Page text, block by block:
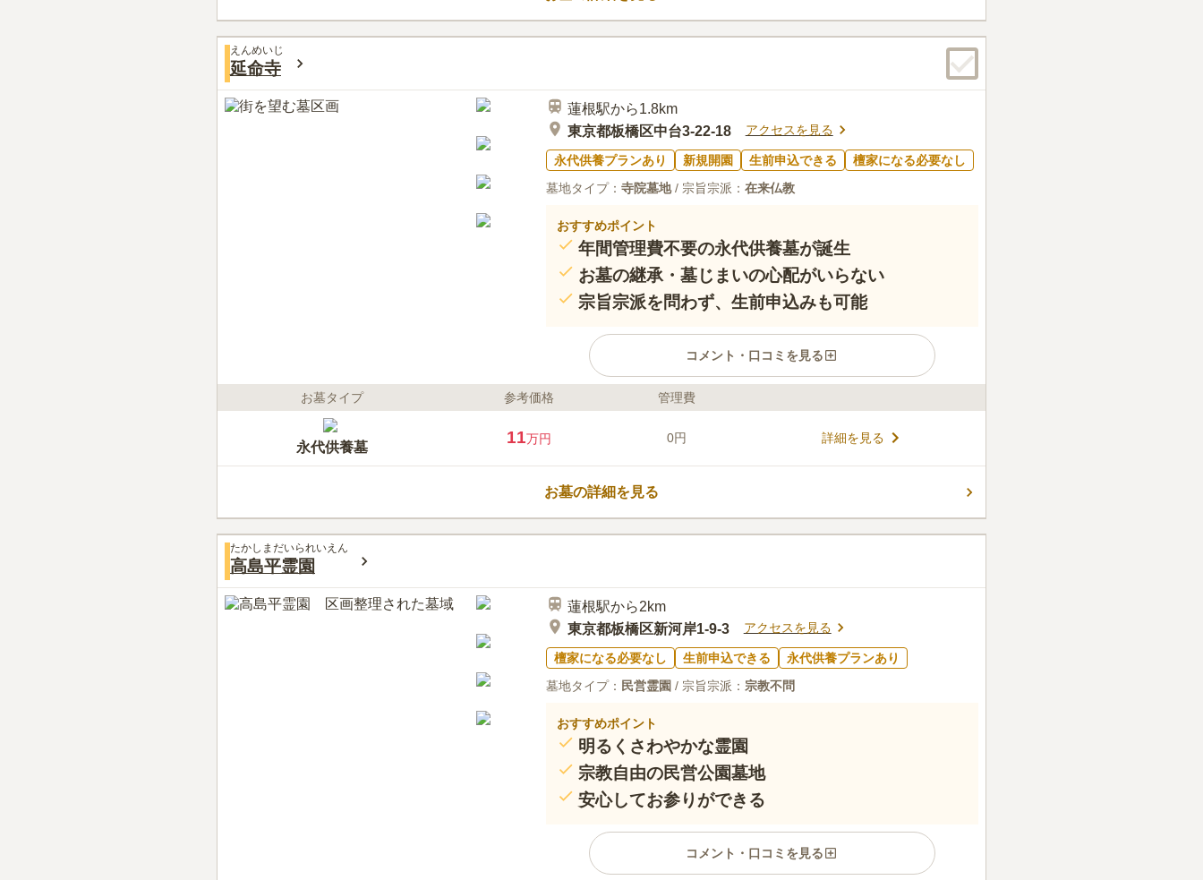
入後も祭祀自由・寄付金等は一切ないので、どなたでも安心し
てご利用いただけまます。
墓苑の前にセブンタウンというショッピングセンターがあり、
何でも揃うので便利です。食事するところも何件かあり電話予約もでき
ます。
口コミの続きを読む
えんめいじ
延命寺
蓮根駅から1.8km
東京都板橋区中台3-22-18
アクセスを見る
永代供養プランあり 新規開園 生前申込できる
檀家になる必要なし
墓地タイプ： 寺院墓地/ 宗旨宗派： 在来仏教
おすすめポイント
年間管理費不要の永代供養墓が誕生
お墓の継承・墓じまいの心配がいらない
宗旨宗派を問わず、生前申込みも可能
コメント・口コミを見る
ライフドット編集部のコメント
院で、御本尊は如意輪観世音菩薩。永正年間（1504〜20）に観
音堂として創建され、寛永年間（1624〜44）に初代住職・行信
法印が伽藍を整えて寺院として再興しました。境内には享保17
年（1732）建立の宝篋印塔も残るなど、長い歴史を今に伝えて
います。2025年10月、延命寺に年間管理費不要の永代供養墓が
が、ずっと坂道がキツくて周辺はパーキングがいっぱいで、余りに商店
がある感じでは無かったです。 駅まで行けばあると思いますが…
口コミの続きを読む
お墓タイプ 参考価格 管理費
永代供養墓
11万円 0円 詳細を見る
お墓の詳細を見る
たかしまだいられいえん
高島平霊園
蓮根駅から2km
東京都板橋区新河岸1-9-3
アクセスを見る
檀家になる必要なし 生前申込できる
永代供養プランあり
墓地タイプ： 民営霊園 / 宗旨宗派： 宗教不問
おすすめポイント
明るくさわやかな霊園
宗教自由の民営公園墓地
安心してお参りができる
コメント・口コミを見る